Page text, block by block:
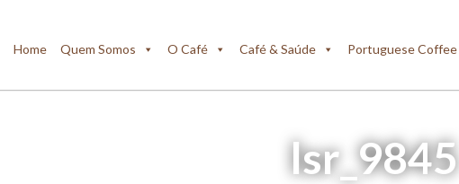
Home Quem Somos O Café Café & Saúde Portuguese Coffee
lsr_9845